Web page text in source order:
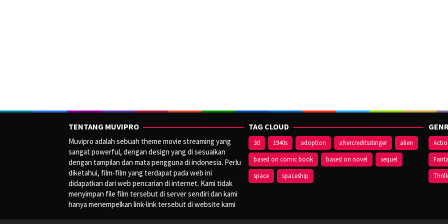
TENTANG MUVIPRO
Muvipro adalah sebuah theme movie streaming yang
sangat powerful, dengan design yang di sesuaikan
dengan tampilan dan mata pengguna di indonesia. Perlu
diketahui, film-film yang terdapat pada web ini
didapatkan dari web pencarian di internet. Kami tidak
menyimpan file film tersebut di server sendiri dan kami
hanya menempelkan link-link tersebut di website kami
TAG CLOUD
3d 1940s adoption aftercreditsstinger
alien
based on comic book
based on novel
sequel
space
spaceship